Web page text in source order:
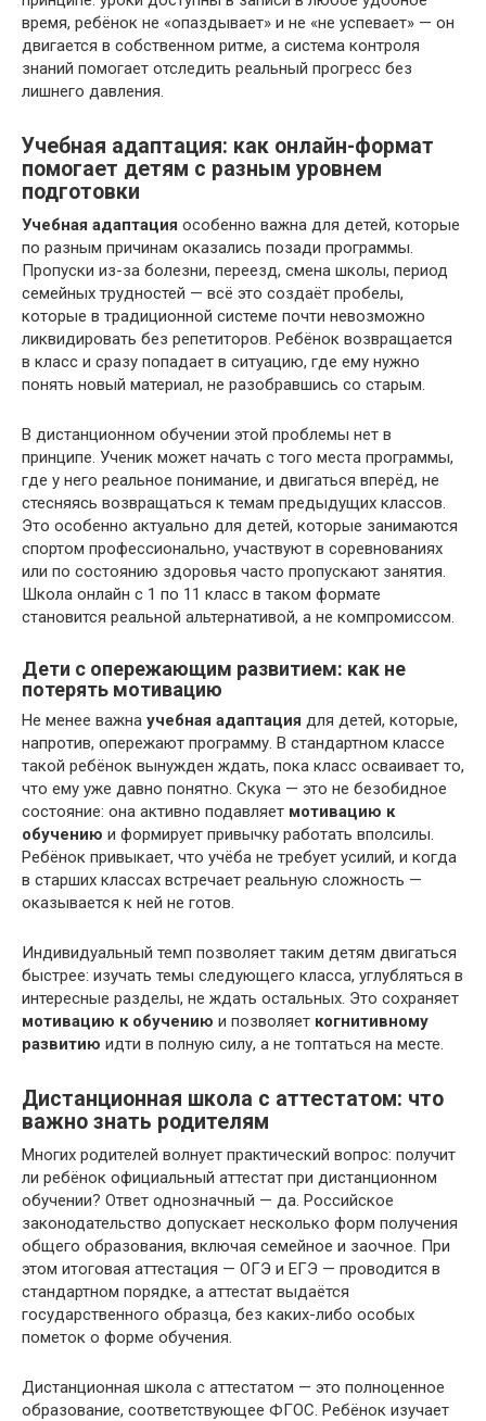
время, ребёнок не «опаздывает» и не «не успевает» — он
двигается в собственном ритме, а система контроля
знаний помогает отследить реальный прогресс без
лишнего давления.
Учебная адаптация: как онлайн-формат
помогает детям с разным уровнем
подготовки
Учебная адаптация особенно важна для детей, которые
по разным причинам оказались позади программы.
Пропуски из-за болезни, переезд, смена школы, период
семейных трудностей — всё это создаёт пробелы,
которые в традиционной системе почти невозможно
ликвидировать без репетиторов. Ребёнок возвращается
в класс и сразу попадает в ситуацию, где ему нужно
понять новый материал, не разобравшись со старым.
В дистанционном обучении этой проблемы нет в
принципе. Ученик может начать с того места программы,
где у него реальное понимание, и двигаться вперёд, не
стесняясь возвращаться к темам предыдущих классов.
Это особенно актуально для детей, которые занимаются
спортом профессионально, участвуют в соревнованиях
или по состоянию здоровья часто пропускают занятия.
Школа онлайн с 1 по 11 класс в таком формате
становится реальной альтернативой, а не компромиссом.
Дети с опережающим развитием: как не
потерять мотивацию
Не менее важна учебная адаптация для детей, которые,
напротив, опережают программу. В стандартном классе
такой ребёнок вынужден ждать, пока класс осваивает то,
что ему уже давно понятно. Скука — это не безобидное
состояние: она активно подавляет мотивацию к
обучению и формирует привычку работать вполсилы.
Ребёнок привыкает, что учёба не требует усилий, и когда
в старших классах встречает реальную сложность —
оказывается к ней не готов.
Индивидуальный темп позволяет таким детям двигаться
быстрее: изучать темы следующего класса, углубляться в
интересные разделы, не ждать остальных. Это сохраняет
мотивацию к обучению и позволяет когнитивному
развитию идти в полную силу, а не топтаться на месте.
Дистанционная школа с аттестатом: что
важно знать родителям
Многих родителей волнует практический вопрос: получит
ли ребёнок официальный аттестат при дистанционном
обучении? Ответ однозначный — да. Российское
законодательство допускает несколько форм получения
общего образования, включая семейное и заочное. При
этом итоговая аттестация — ОГЭ и ЕГЭ — проводится в
стандартном порядке, а аттестат выдаётся
государственного образца, без каких-либо особых
пометок о форме обучения.
Дистанционная школа с аттестатом — это полноценное
образование, соответствующее ФГОС. Ребёнок изучает